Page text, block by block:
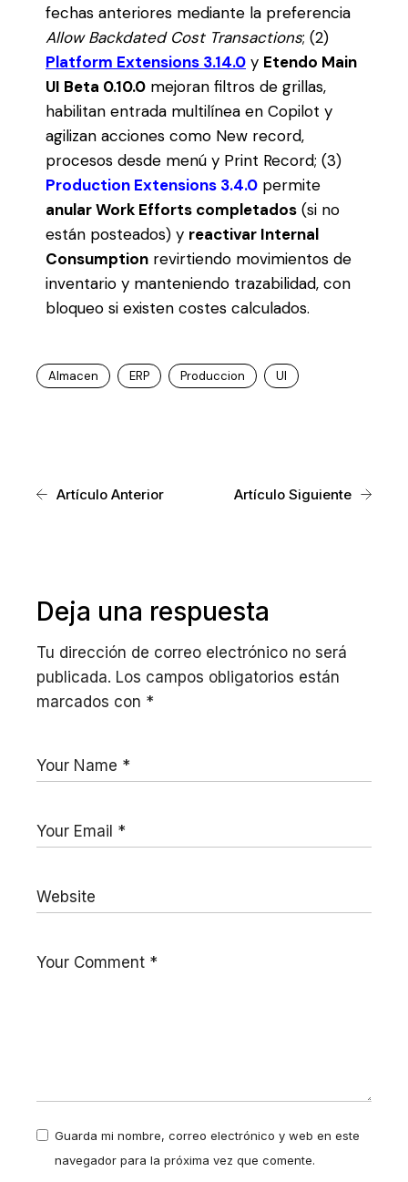
fechas anteriores mediante la preferencia
Allow Backdated Cost Transactions; (2)
Platform Extensions 3.14.0 y Etendo Main
UI Beta 0.10.0 mejoran filtros de grillas,
habilitan entrada multilínea en Copilot y
agilizan acciones como New record,
procesos desde menú y Print Record; (3)
Production Extensions 3.4.0 permite
anular Work Efforts completados (si no
están posteados) y reactivar Internal
Consumption revirtiendo movimientos de
inventario y manteniendo trazabilidad, con
bloqueo si existen costes calculados.
Almacen ERP Produccion UI
Artículo Anterior Artículo Siguiente
Deja una respuesta
Tu dirección de correo electrónico no será
publicada. Los campos obligatorios están
marcados con *
Guarda mi nombre, correo electrónico y web en este
navegador para la próxima vez que comente.